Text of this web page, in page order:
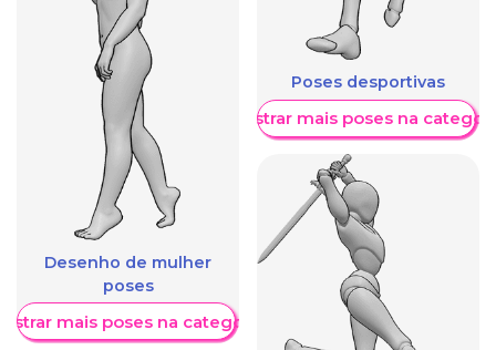
Desenho de mulher
poses
mais poses na categoria
Poses desportivas
Mostrar mais poses na